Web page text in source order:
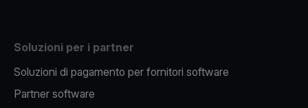
Soluzioni per i partner
Soluzioni di pagamento per fornitori software
Partner software